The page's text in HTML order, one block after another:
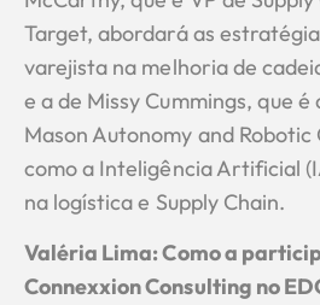
Target, abordará as
varejista na melhoria de
e a de Missy Cummings, que
Mason Autonomy and
como a Inteligência Artificial
na logística e Supply Chain.
Valéria Lima: Como a
Connexxion Consulting no